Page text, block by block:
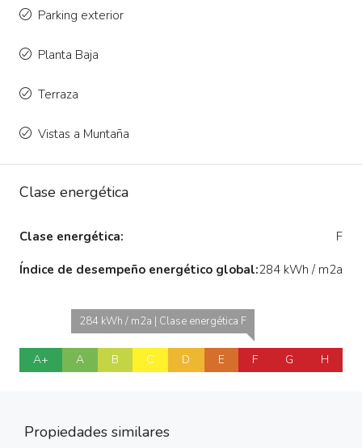
Parking exterior
Planta Baja
Terraza
Vistas a Muntaña
Clase energética
Clase energética: F
Índice de desempeño energético global:284 kWh / m2a
A+ A B C D E
284 kWh / m2a | Clase energética F
F G H
Propiedades similares